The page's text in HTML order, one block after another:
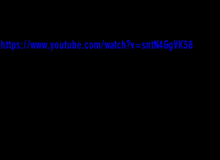
https://www.youtube.com/watch?v=sntN4GgVK38